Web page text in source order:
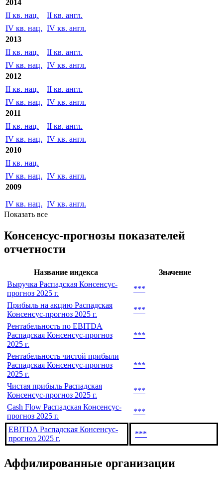
II кв. нац.
II кв. англ.
IV кв. нац.
IV кв. англ.
2014
II кв. нац.
II кв. англ.
IV кв. нац.
IV кв. англ.
2013
II кв. нац.
II кв. англ.
IV кв. нац.
IV кв. англ.
2012
II кв. нац.
II кв. англ.
IV кв. нац.
IV кв. англ.
2011
II кв. нац.
IV кв. нац.
IV кв. англ.
2010
IV кв. нац. IV кв. англ.
IV кв. нац. IV кв. англ.
Показать все
Консенсус-прогнозы показателей
отчетности
Название индекса
Выручка Распадская Консенсус-
прогноз 2025 г.
Прибыль на акцию Распадская
Консенсус-прогноз 2025 г.
Рентабельность по EBITDA
Распадская Консенсус-прогноз
2025 г.
***
Рентабельность чистой прибыли
Распадская Консенсус-прогноз
2025 г.
Чистая прибыль Распадская
Консенсус-прогноз 2025 г.
***
Cash Flow Распадская Консенсус-
***
EBITDA Распадская Консенсус-
прогноз 2025 г.
***